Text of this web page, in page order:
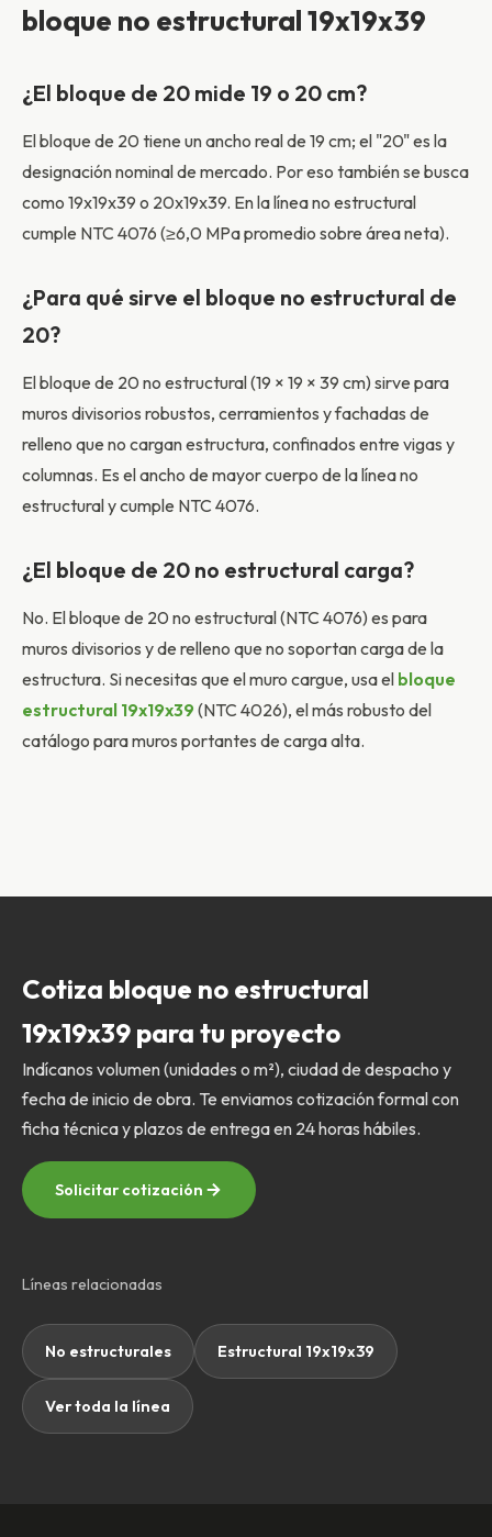
bloque no estructural 19x19x39
¿El bloque de 20 mide 19 o 20 cm?
El bloque de 20 tiene un ancho real de 19 cm; el "20" es la
designación nominal de mercado. Por eso también se busca
como 19x19x39 o 20x19x39. En la línea no estructural
cumple NTC 4076 (≥6,0 MPa promedio sobre área neta).
¿Para qué sirve el bloque no estructural de
20?
El bloque de 20 no estructural (19 × 19 × 39 cm) sirve para
muros divisorios robustos, cerramientos y fachadas de
relleno que no cargan estructura, confinados entre vigas y
columnas. Es el ancho de mayor cuerpo de la línea no
estructural y cumple NTC 4076.
¿El bloque de 20 no estructural carga?
No. El bloque de 20 no estructural (NTC 4076) es para
muros divisorios y de relleno que no soportan carga de la
estructura. Si necesitas que el muro cargue, usa el bloque
estructural 19x19x39 (NTC 4026), el más robusto del
catálogo para muros portantes de carga alta.
Cotiza bloque no estructural
19x19x39 para tu proyecto
Indícanos volumen (unidades o m²), ciudad de despacho y
fecha de inicio de obra. Te enviamos cotización formal con
ficha técnica y plazos de entrega en 24 horas hábiles.
Solicitar cotización
Líneas relacionadas
No estructurales Estructural 19x19x39
Ver toda la línea